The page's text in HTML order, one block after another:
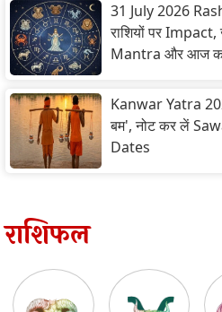
31 July 2026
राशियों पर
Mantra और आज
Kanwar Yatra
बम', नोट कर लें
Dates
राशिफल